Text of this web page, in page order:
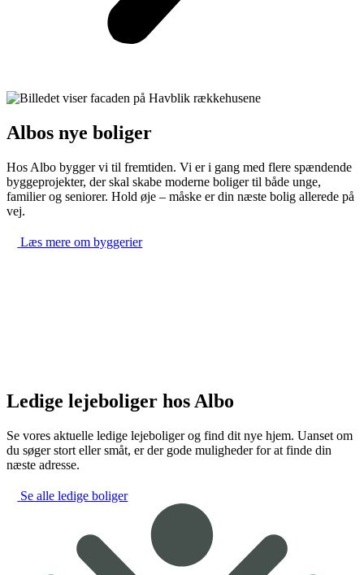
Albos nye boliger
Hos Albo bygger vi til fremtiden. Vi er i gang med flere spændende
byggeprojekter, der skal skabe moderne boliger til både unge,
familier og seniorer. Hold øje – måske er din næste bolig allerede på
vej.
Læs mere om byggerier
Ledige lejeboliger hos Albo
Se vores aktuelle ledige lejeboliger og find dit nye hjem. Uanset om
du søger stort eller småt, er der gode muligheder for at finde din
næste adresse.
Se alle ledige boliger